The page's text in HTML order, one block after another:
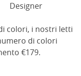
Designer
colori, i nostri letti
di colori
€179.